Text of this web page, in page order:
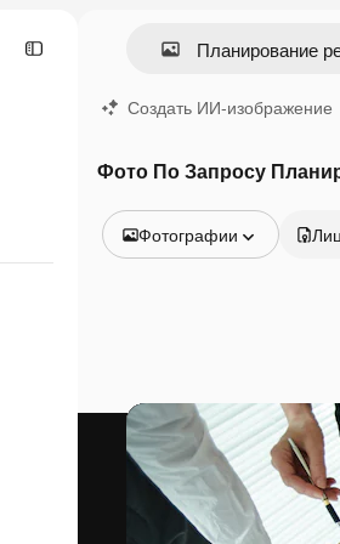
Создать ИИ-изображение
Фото По Запросу
Фотографии
Видео
Видеоролик
Моушн-дизайн
Видеошаблоны
Иконки
3D-модели
Шрифты